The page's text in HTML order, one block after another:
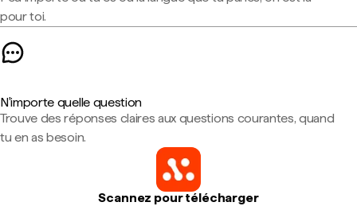
pour toi.
N'importe quelle question
Trouve des réponses claires aux questions courantes, quand
tu en as besoin.
Scannez pour télécharger